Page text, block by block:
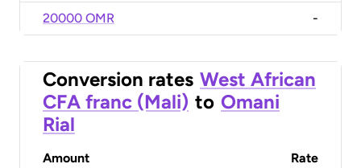
20000 OMR -
Conversion rates West African
CFA franc (Mali) to Omani
Rial
Amount Rate